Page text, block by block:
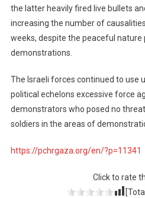
the latter heavily fired live bullets
increasing the number of
weeks, despite the peaceful nature
demonstrations.
The Israeli forces continued to use
political echelons excessive force
demonstrators who posed no
soldiers in the areas of
https://pchrgaza.org/en/?p=11341
Click to rate